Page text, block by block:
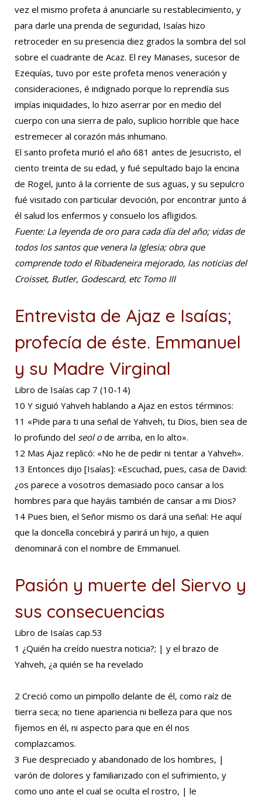
vez el mismo profeta á anunciarle su restablecimiento, y
para darle una prenda de seguridad, Isaías hizo
retroceder en su presencia diez grados la sombra del sol
sobre el cuadrante de Acaz. El rey Manases, sucesor de
Ezequías, tuvo por este profeta menos veneración y
consideraciones, é indignado porque lo reprendía sus
impías iniquidades, lo hizo aserrar por en medio del
cuerpo con una sierra de palo, suplicio horrible que hace
estremecer al corazón más inhumano.
El santo profeta murió el año 681 antes de Jesucristo, el
ciento treinta de su edad, y fué sepultado bajo la encina
de Rogel, junto á la corriente de sus aguas, y su sepulcro
fué visitado con particular devoción, por encontrar junto á
él salud los enfermos y consuelo los afligidos.
Fuente: La leyenda de oro para cada día del año; vidas de
todos los santos que venera la Iglesia; obra que
comprende todo el Ribadeneira mejorado, las noticias del
Croisset, Butler, Godescard, etc Tomo III
Entrevista de Ajaz e Isaías;
profecía de éste. Emmanuel
y su Madre Virginal
Libro de Isaías cap 7 (10-14)
10 Y siguió Yahveh hablando a Ajaz en estos términos:
11 «Pide para ti una señal de Yahveh, tu Dios, bien sea de
lo profundo del seol ode arriba, en lo alto».
12 Mas Ajaz replicó: «No he de pedir ni tentar a Yahveh».
13 Entonces dijo [Isaías]: «Escuchad, pues, casa de David:
¿os parece a vosotros demasiado poco cansar a los
hombres para que hayáis también de cansar a mi Dios?
14 Pues bien, el Señor mismo os dará una señal: He aquí
que la doncella concebirá y parirá un hijo, a quien
denominará con el nombre de Emmanuel.
Pasión y muerte del Siervo y
sus consecuencias
Libro de Isaías cap.53
1 ¿Quién ha creído nuestra noticia?; | y el brazo de
Yahveh, ¿a quién se ha revelado
2 Creció como un pimpollo delante de él, como raíz de
tierra seca; no tiene apariencia ni belleza para que nos
fijemos en él, ni aspecto para que en él nos
complazcamos.
3 Fue despreciado y abandonado de los hombres, |
varón de dolores y familiarizado con el sufrimiento, y
como uno ante el cual se oculta el rostro, | le